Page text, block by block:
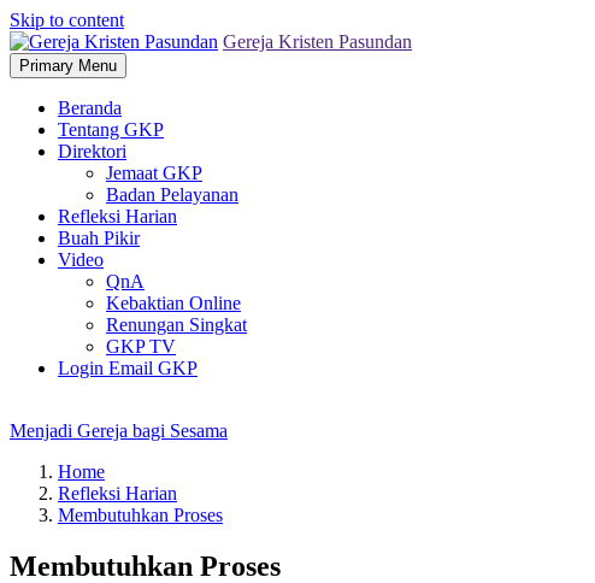
Skip to content
Gereja Kristen Pasundan
Primary Menu
Beranda
Tentang GKP
Direktori
Jemaat GKP
Badan Pelayanan
Refleksi Harian
Buah Pikir
Video
QnA
Kebaktian Online
Renungan Singkat
GKP TV
Login Email GKP
Menjadi Gereja bagi Sesama
Home
Refleksi Harian
Membutuhkan Proses
Membutuhkan Proses